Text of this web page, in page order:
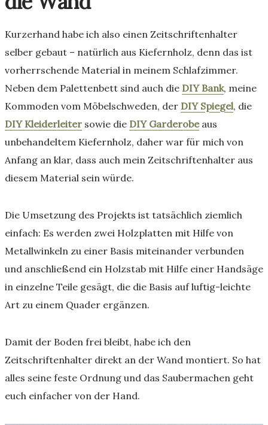
Kurzerhand habe ich also einen Zeitschriftenhalter
selber gebaut – natürlich aus Kiefernholz, denn das ist
vorherrschende Material in meinem Schlafzimmer.
Neben dem Palettenbett sind auch die DIY Bank, meine
Kommoden vom Möbelschweden, der DIY Spiegel, die
DIY Kleiderleiter sowie die DIY Garderobeaus
unbehandeltem Kiefernholz, daher war für mich von
Anfang an klar, dass auch mein Zeitschriftenhalter aus
diesem Material sein würde.
Die Umsetzung des Projekts ist tatsächlich ziemlich
einfach: Es werden zwei Holzplatten mit Hilfe von
Metallwinkeln zu einer Basis miteinander verbunden
und anschließend ein Holzstab mit Hilfe einer Handsäge
in einzelne Teile gesägt, die die Basis auf luftig-leichte
Art zu einem Quader ergänzen.
Damit der Boden frei bleibt, habe ich den
Zeitschriftenhalter direkt an der Wand montiert. So hat
alles seine feste Ordnung und das Saubermachen geht
euch einfacher von der Hand.